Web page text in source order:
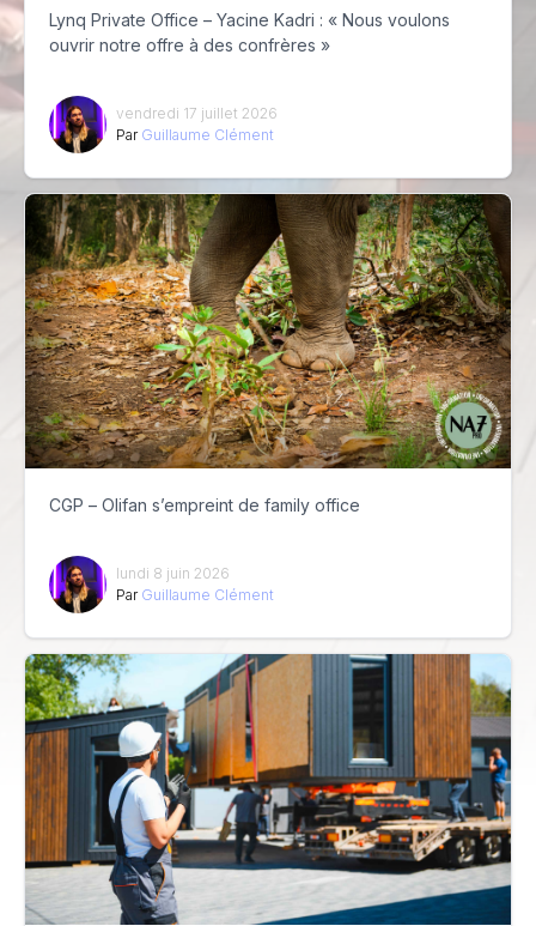
Lynq Private Office – Yacine Kadri : « Nous voulons
ouvrir notre offre à des confrères »
vendredi 17 juillet 2026
Par Guillaume Clément
CGP – Olifan s’empreint de family office
lundi 8 juin 2026
Par Guillaume Clément